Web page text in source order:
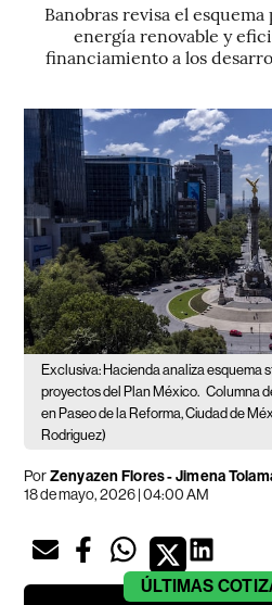
Banobras revisa el
energía renovable y
financiamiento a los
Exclusiva: Hacienda analiza esquema
proyectos del Plan México. Columna
en Paseo de la Reforma, Ciudad de
Rodriguez)
PorZenyazen Flores-Jimena
18 de mayo, 2026 | 04:00 AM
ÚLTIMAS